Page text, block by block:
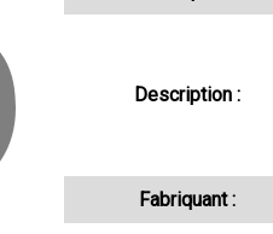
Description :
Fabriquant :